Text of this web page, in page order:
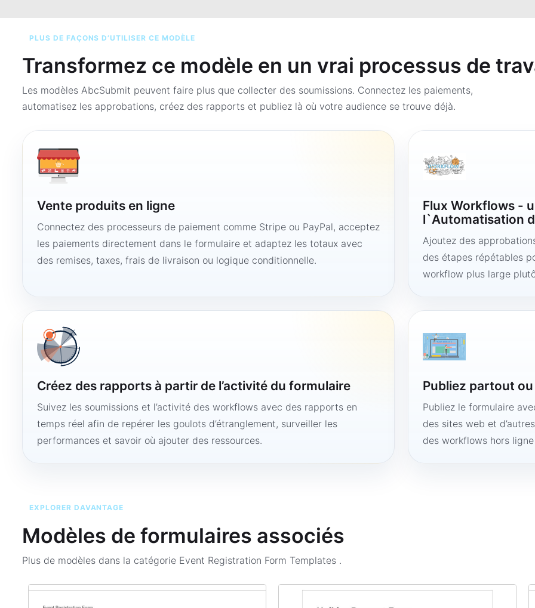
PLUS DE FAÇONS D’UTILISER CE MODÈLE
Transformez ce modèle en un vrai processus de
Les modèles AbcSubmit peuvent faire plus que collecter des soumissions. Connectez les paiements,
automatisez les approbations, créez des rapports et publiez là où votre audience se trouve déjà.
Vente produits en ligne
Connectez des processeurs de paiement comme Stripe ou PayPal, acceptez
les paiements directement dans le formulaire et adaptez les totaux avec
des remises, taxes, frais de livraison ou logique conditionnelle.
Flux Workflows -
l`Automatisation
Ajoutez des
des étapes répétables
workflow plus large
Créez des rapports à partir de l’activité du formulaire
Suivez les soumissions et l’activité des workflows avec des rapports en
temps réel afin de repérer les goulots d’étranglement, surveiller les
performances et savoir où ajouter des ressources.
Publiez partout
Publiez le formulaire
des sites web et
des workflows hors
EXPLORER DAVANTAGE
Modèles de formulaires associés
Plus de modèles dans la catégorie Event Registration Form Templates .